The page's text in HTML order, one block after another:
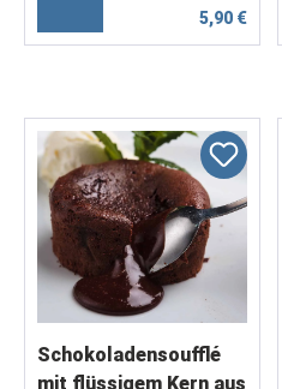
5,90 €
Schokoladensoufflé
mit flüssigem Kern aus